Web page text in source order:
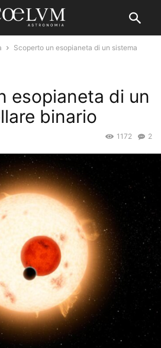
Scoperto un esopianeta di un sistema
esopianeta di un
binario
2
1172